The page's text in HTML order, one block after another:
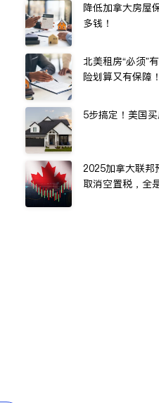
降低加拿大房屋
多钱！
北美租房“必须”
险划算又有保障！
5步搞定！美国
2025加拿大联邦
取消空置税，全